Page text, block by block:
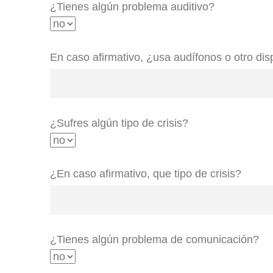
¿Tienes algún problema auditivo?
En caso afirmativo, ¿usa audífonos o otro
¿Sufres algún tipo de crisis?
¿En caso afirmativo, que tipo de crisis?
¿Tienes algún problema de comunicación?